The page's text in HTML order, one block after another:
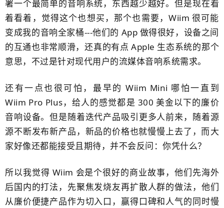
署一个最简单的音响系统，东西越少越好。但是现在看
着看着，觉得这个也想买，那个也需要，Wiim 很可能
变成​我的音响全家桶---他们的 App 做得很好，设备之间
的互通也非常顺滑，还真的有点 Apple 生态系统的那个
意思，不过是针对现代​用户的流媒体音响系统需求。
还有一点也很可怕，最早的 Wiim Mini 哪怕一直到
Wiim Pro Plus，给人的感觉都是 300 美金以下的廉价
音响设备。但是随着迭代产品吸引更多人前来，随着源
源不断发布新产品，新品的价格也就慢慢上去了，而​大
家好像还都能接受且期待，并不会反问：你凭什么？
所以我觉得 Wiim 会是个很好的商业故事，他们先海外
后国内的打法，先聚焦发烧友再扩散人群的做法，他们
从廉价便捷产品作为切入口，赢得口碑和人气的同时慢